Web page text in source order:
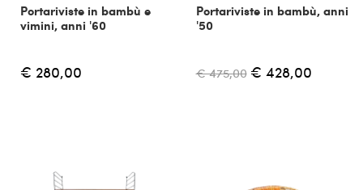
Portariviste in bambù e
vimini, anni '60
€ 280,00
Portariviste in bambù, anni
'50
€ 475,00 € 428,00